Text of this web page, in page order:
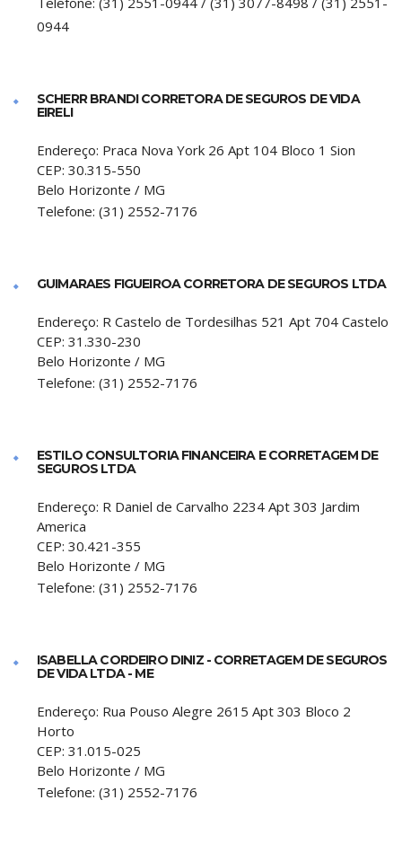
0944
SCHERR BRANDI CORRETORA DE SEGUROS DE VIDA
EIRELI
Endereço: Praca Nova York 26 Apt 104 Bloco 1 Sion
CEP: 30.315-550
Belo Horizonte / MG
Telefone: (31) 2552-7176
GUIMARAES FIGUEIROA CORRETORA DE SEGUROS LTDA
Endereço: R Castelo de Tordesilhas 521 Apt 704 Castelo
CEP: 31.330-230
Belo Horizonte / MG
Telefone: (31) 2552-7176
ESTILO CONSULTORIA FINANCEIRA E CORRETAGEM DE
SEGUROS LTDA
Endereço: R Daniel de Carvalho 2234 Apt 303 Jardim
America
CEP: 30.421-355
Belo Horizonte / MG
Telefone: (31) 2552-7176
ISABELLA CORDEIRO DINIZ - CORRETAGEM DE SEGUROS
DE VIDA LTDA - ME
Endereço: Rua Pouso Alegre 2615 Apt 303 Bloco 2
Horto
CEP: 31.015-025
Belo Horizonte / MG
Telefone: (31) 2552-7176